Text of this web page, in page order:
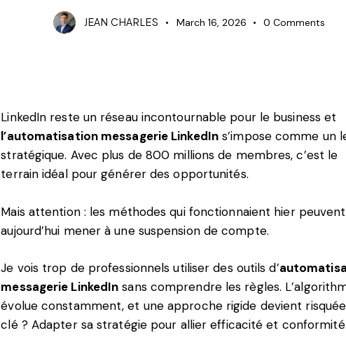
JEAN CHARLES March 16, 2026 0 Comments
LinkedIn reste un réseau incontournable pour le business et
l’automatisation messagerie LinkedIn s’impose comme un
stratégique. Avec plus de 800 millions de membres, c’est le
terrain idéal pour générer des opportunités.
Mais attention : les méthodes qui fonctionnaient hier peuvent
aujourd’hui mener à une suspension de compte.
Je vois trop de professionnels utiliser des outils d’
messagerie LinkedIn sans comprendre les règles.
évolue constamment, et une approche rigide devient
clé ? Adapter sa stratégie pour allier efficacité et conformité.